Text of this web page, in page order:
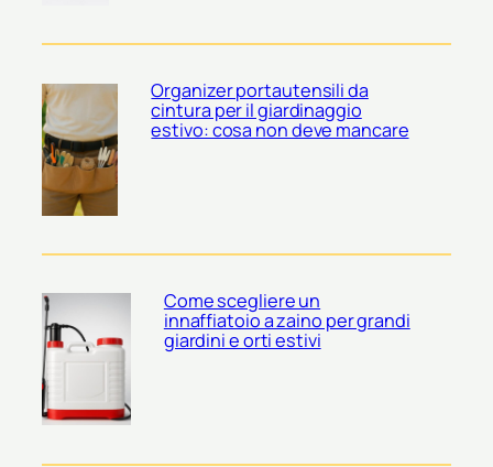
Organizer portautensili da
cintura per il giardinaggio
estivo: cosa non deve mancare
Come scegliere un
innaffiatoio a zaino per grandi
giardini e orti estivi